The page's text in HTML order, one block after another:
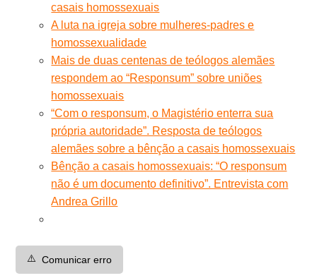
casais homossexuais
A luta na igreja sobre mulheres-padres e
homossexualidade
Mais de duas centenas de teólogos alemães
respondem ao “Responsum” sobre uniões
homossexuais
“Com o responsum, o Magistério enterra sua
própria autoridade”. Resposta de teólogos
alemães sobre a bênção a casais homossexuais
Bênção a casais homossexuais: “O responsum
não é um documento definitivo”. Entrevista com
Andrea Grillo
⚠️ Comunicar erro